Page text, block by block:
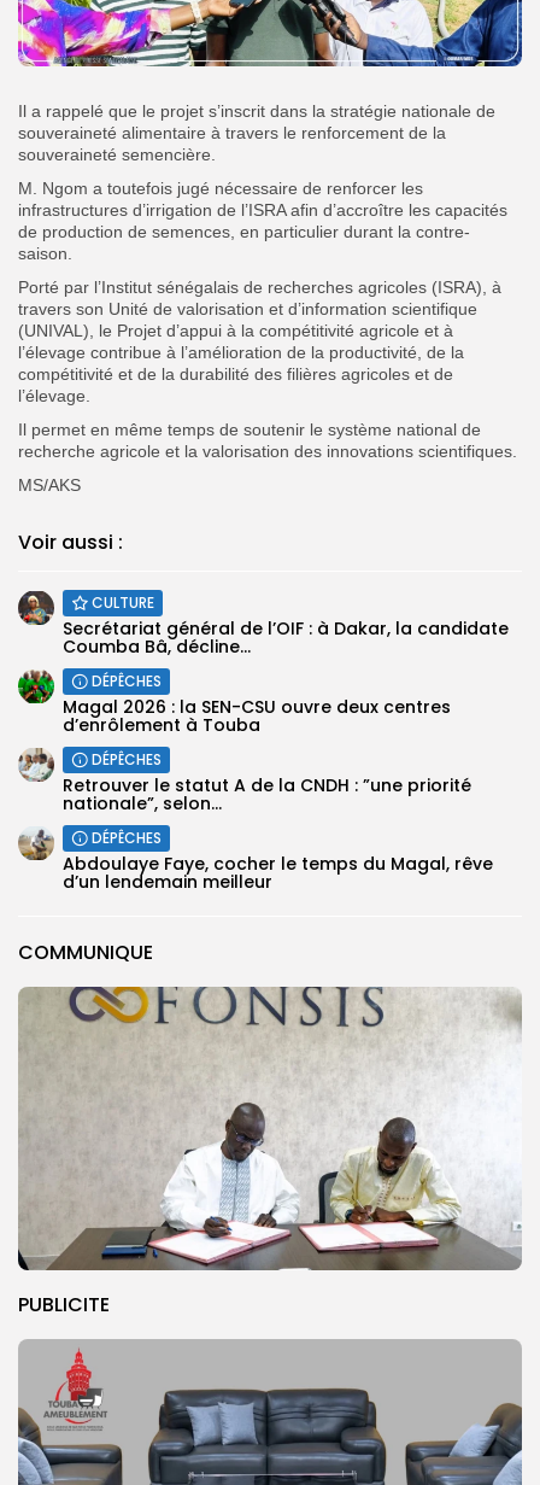
COMMUNIQUE
PUBLICITE
‎Il a rappelé que le projet s’inscrit dans la stratégie nationale de
souveraineté alimentaire à travers le renforcement de la
souveraineté semencière. ‎
‎M. Ngom a toutefois jugé nécessaire de renforcer les
infrastructures d’irrigation de l’ISRA afin d’accroître les capacités
de production de semences, en particulier durant la contre-
saison. ‎
‎Porté par l’Institut sénégalais de recherches agricoles (ISRA), à
travers son Unité de valorisation et d’information scientifique
(UNIVAL), le Projet d’appui à la compétitivité agricole et à
l’élevage contribue à l’amélioration de la productivité, de la
compétitivité et de la durabilité des filières agricoles et de
l’élevage.
Il permet en même temps de soutenir le système national de
recherche agricole et la valorisation des innovations scientifiques.
MS/AKS
Voir aussi :
CULTURE
Secrétariat général de l’OIF : à Dakar, la candidate
Coumba Bâ, décline...
DÉPÊCHES
Magal 2026 : la SEN-CSU ouvre deux centres
d’enrôlement à Touba
DÉPÊCHES
Retrouver le statut A de la CNDH : ”une priorité
nationale”, selon...
DÉPÊCHES
Abdoulaye Faye, cocher le temps du Magal, rêve
d’un lendemain meilleur